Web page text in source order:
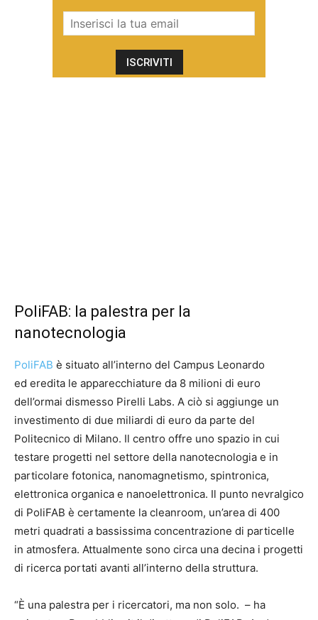
PoliFAB: la palestra per la
nanotecnologia
PoliFAB è situato all’interno del Campus Leonardo
ed eredita le apparecchiature da 8 milioni di euro
dell’ormai dismesso Pirelli Labs. A ciò si aggiunge un
investimento di due miliardi di euro da parte del
Politecnico di Milano. Il centro offre uno spazio in cui
testare progetti nel settore della nanotecnologia e in
particolare fotonica, nanomagnetismo, spintronica,
elettronica organica e nanoelettronica. Il punto nevralgico
di PoliFAB è certamente la cleanroom, un’area di 400
metri quadrati a bassissima concentrazione di particelle
in atmosfera. Attualmente sono circa una decina i progetti
di ricerca portati avanti all’interno della struttura.
“È una palestra per i ricercatori, ma non solo. – ha